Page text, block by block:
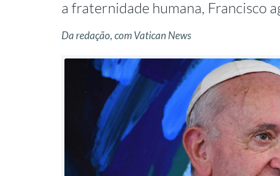
a fraternidade humana, Francisco
Da redação, com Vatican News